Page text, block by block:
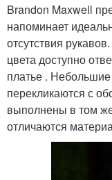
Brandon Maxwell
напоминает
отсутствия
цвета доступно
платье .
перекликаются с
выполнены в том
отличаются